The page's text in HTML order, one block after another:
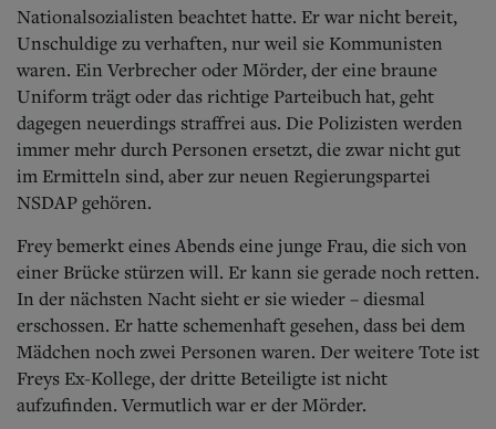
Abonnenten-Login
Abonnent werden
Abo Prämien
Archiv
Mediadaten
Kontakt
Impressum
Nationalsozialisten beachtet hatte. Er war nicht bereit,
Unschuldige zu verhaften, nur weil sie Kommunisten
waren. Ein Verbrecher oder Mörder, der eine braune
Uniform trägt oder das richtige Parteibuch hat, geht
dagegen neuerdings straffrei aus. Die Polizisten werden
immer mehr durch Personen ersetzt, die zwar nicht gut
im Ermitteln sind, aber zur neuen Regierungspartei
NSDAP gehören.
Frey bemerkt eines Abends eine junge Frau, die sich von
einer Brücke stürzen will. Er kann sie gerade noch retten.
In der nächsten Nacht sieht er sie wieder – diesmal
erschossen. Er hatte schemenhaft gesehen, dass bei dem
Mädchen noch zwei Personen waren. Der weitere Tote ist
Freys Ex-Kollege, der dritte Beteiligte ist nicht
aufzufinden. Vermutlich war er der Mörder.